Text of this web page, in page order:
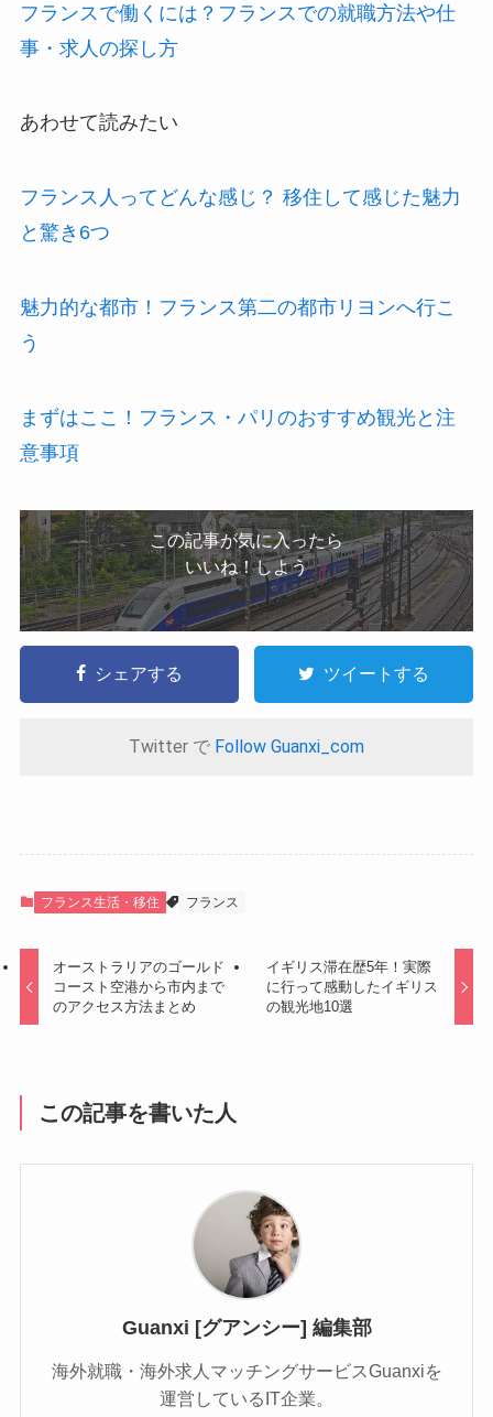
フランスで働くには？フランスでの就職方法や仕
事・求人の探し方
あわせて読みたい
フランス人ってどんな感じ？ 移住して感じた魅力
と驚き6つ
魅力的な都市！フランス第二の都市リヨンへ行こ
う
まずはここ！フランス・パリのおすすめ観光と注
意事項
この記事が気に入ったら
いいね！しよう
シェアする ツイートする
Twitter で Follow Guanxi_com
フランス生活・移住 フランス
オーストラリアのゴールド
コースト空港から市内まで
のアクセス方法まとめ
イギリス滞在歴5年！実際
に行って感動したイギリス
の観光地10選
この記事を書いた人
Guanxi [グアンシー] 編集部
海外就職・海外求人マッチングサービスGuanxiを
運営しているIT企業。